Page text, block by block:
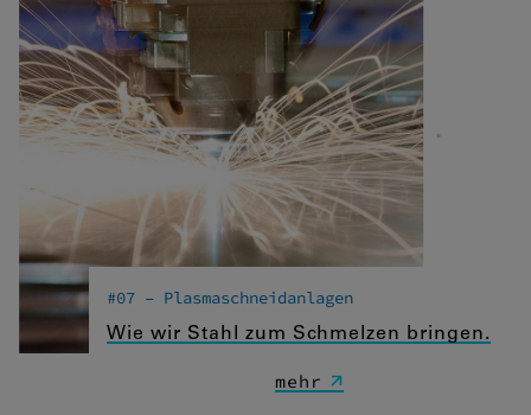
#07 – Plasmaschneidanlagen
Wie wir Stahl zum Schmelzen bringen.
mehr